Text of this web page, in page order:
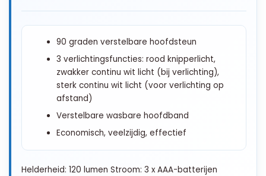
90 graden verstelbare hoofdsteun
3 verlichtingsfuncties: rood knipperlicht,
zwakker continu wit licht (bij verlichting),
sterk continu wit licht (voor verlichting op
afstand)
Verstelbare wasbare hoofdband
Economisch, veelzijdig, effectief
Helderheid: 120 lumen Stroom: 3 x AAA-batterijen